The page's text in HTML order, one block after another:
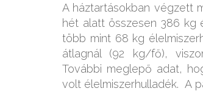
A háztartásokban végzett
hét alatt összesen 386 kg
több mint 68 kg
átlagnál (92 kg/fő),
További meglepő adat,
volt élelmiszerhulladék. A